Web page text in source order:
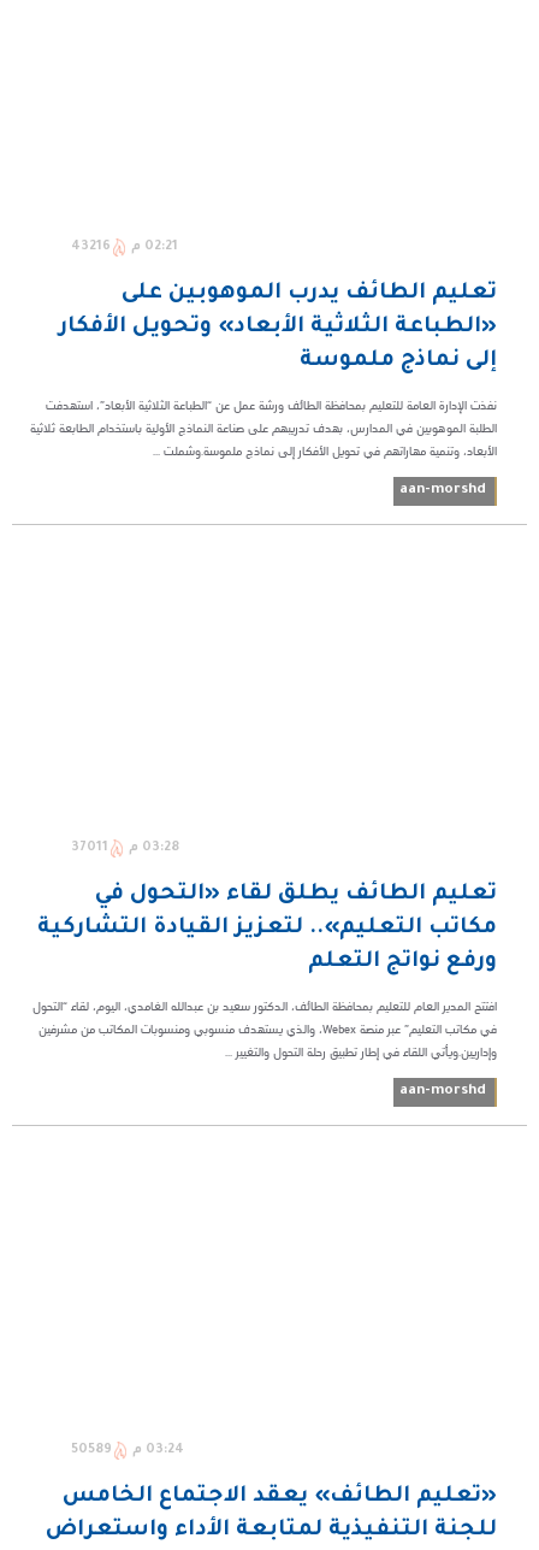
02:21 م 43216
تعليم الطائف يدرب الموهوبين على
«الطباعة الثلاثية الأبعاد» وتحويل الأفكار
إلى نماذج ملموسة
نفذت الإدارة العامة للتعليم بمحافظة الطائف ورشة عمل عن “الطباعة الثلاثية الأبعاد”، استهدفت
الطلبة الموهوبين في المدارس، بهدف تدريبهم على صناعة النماذج الأولية باستخدام الطابعة ثلاثية
الأبعاد، وتنمية مهاراتهم في تحويل الأفكار إلى نماذج ملموسة.وشملت ...
aan-morshd
03:28 م 37011
تعليم الطائف يطلق لقاء «التحول في
مكاتب التعليم».. لتعزيز القيادة التشاركية
ورفع نواتج التعلم
افتتح المدير العام للتعليم بمحافظة الطائف، الدكتور سعيد بن عبدالله الغامدي، اليوم، لقاء “التحول
في مكاتب التعليم” عبر منصة Webex، والذي يستهدف منسوبي ومنسوبات المكاتب من مشرفين
وإداريين.ويأتي اللقاء في إطار تطبيق رحلة التحول والتغيير ...
aan-morshd
03:24 م 50589
«تعليم الطائف» يعقد الاجتماع الخامس
للجنة التنفيذية لمتابعة الأداء واستعراض